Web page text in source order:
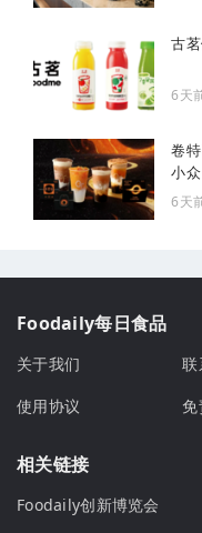
古
6天
卷
小众
6天
Foodaily每日食品
关于我们 联
使用协议
免
相关链接
Foodaily创新博览会